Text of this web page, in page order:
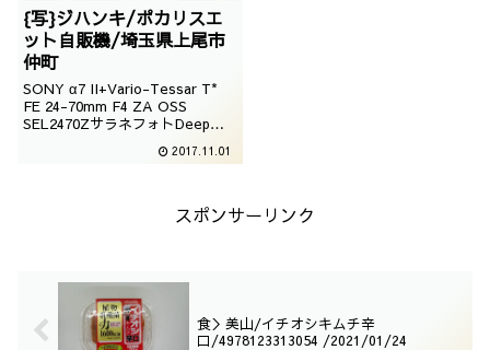
{写}ジハンキ/ポカリスエ
ット自販機/埼玉県上尾市
仲町
SONY α7 II+Vario-Tessar T*
FE 24-70mm F4 ZA OSS
SEL2470ZサラネフォトDeepジ
県上尾市仲町撮影：2017年02月
2017.11.01
スポンサーリンク
食＞美山/イチオシキムチ辛
口/4978123313054 /2021/01/24